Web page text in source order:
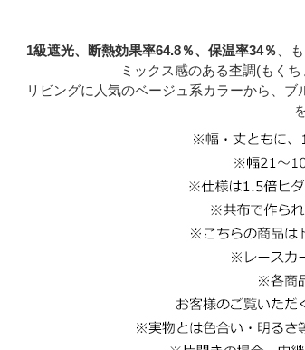
1級遮光、断熱効果率64.8％、保温率34％ 、
ミックス感のある杢調(もく
リビングに人気のベージュ系カラーから、